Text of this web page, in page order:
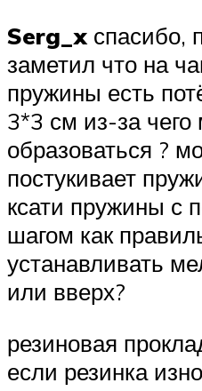
Serg_x спасибо,
заметил что на
пружины есть
3*3 см из-за чего
образоваться ?
постукивает
ксати пружины с
шагом как
устанавливать
или вверх?
резиновая
если резинка